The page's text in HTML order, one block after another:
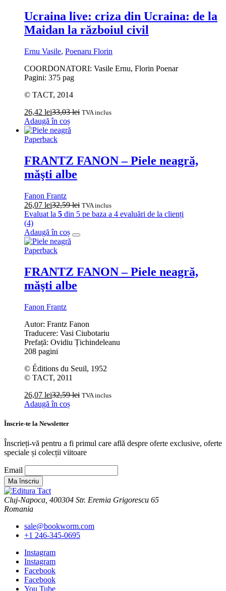
Ucraina live: criza din Ucraina: de la
Maidan la războiul civil
Ernu Vasile, Poenaru Florin
COORDONATORI: Vasile Ernu, Florin Poenar
Pagini: 375 pag
© TACT, 2014
26,42 lei33,03lei TVA inclus
Adaugă în coș
Paperback
FRANTZ FANON – Piele neagră,
măşti albe
Fanon Frantz
26,07 lei32,59lei TVA inclus
Evaluat la 5 din 5 pe baza a 4 evaluări de la clienți
(4)
Adaugă în coș
Paperback
FRANTZ FANON – Piele neagră,
măşti albe
Fanon Frantz
Autor: Frantz Fanon
Traducere: Vasi Ciubotariu
Prefață: Ovidiu Țichindeleanu
208 pagini
© Éditions du Seuil, 1952
© TACT, 2011
26,07 lei32,59lei TVA inclus
Adaugă în coș
Înscrie-te la Newsletter
Înscrieți-vă pentru a fi primul care află despre oferte exclusive, oferte
speciale și colecții viitoare
Email
Cluj-Napoca, 400304 Str. Eremia Grigorescu 65
Romania
sale@bookworm.com
+1 246-345-0695
Instagram
Instagram
Facebook
Facebook
You Tube